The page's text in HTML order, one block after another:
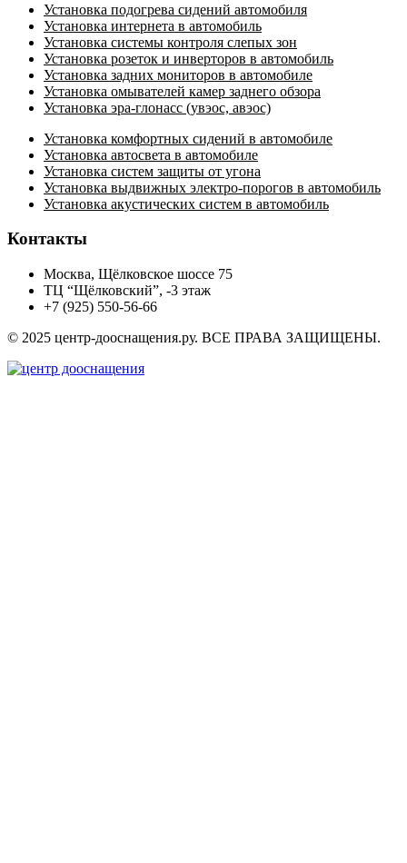
Установка подогрева сидений автомобиля
Установка интернета в автомобиль
Установка системы контроля слепых зон
Установка розеток и инверторов в автомобиль
Установка задних мониторов в автомобиле
Установка омывателей камер заднего обзора
Установка эра-глонасс (увэос, авэос)
Установка комфортных сидений в автомобиле
Установка автосвета в автомобиле
Установка систем защиты от угона
Установка выдвижных электро-порогов в автомобиль
Установка акустических систем в автомобиль
Контакты
Москва, Щёлковское шоссе 75
ТЦ “Щёлковский”, -3 этаж
+7 (925) 550-56-66
© 2025 центр-дооснащения.ру. ВСЕ ПРАВА ЗАЩИЩЕНЫ.